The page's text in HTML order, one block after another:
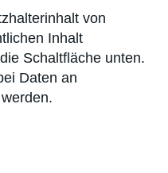
von
Inhalt
Schaltfläche unten.
Daten an